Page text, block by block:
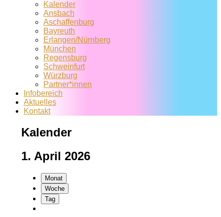
Kalender
Ansbach
Aschaffenburg
Bayreuth
Erlangen/Nürnberg
München
Regensburg
Schweinfurt
Würzburg
Partner*innen
Infobereich
Aktuelles
Kontakt
Kalender
1. April 2026
Monat
Woche
Tag